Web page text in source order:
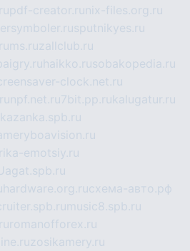
pdf-creator.ru nix-files.org.ru
sputnikyes.ru
zallclub.ru
haikko.rusobakopedia.ru
clock.net.ru
npf.net.ru 7bit.pp.rukalugatur.ru
kazanka.spb.ru
emotsiy.ru
agat.spb.ru
hardware.org.ruсхема-авто.рф
music8.spb.ru
romanofforex.ru
zosikamery.ru